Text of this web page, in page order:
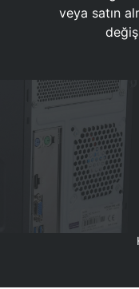
veya satın